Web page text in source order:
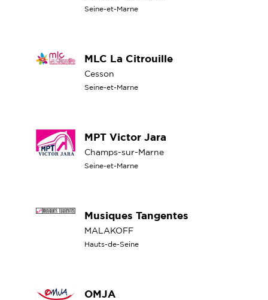
Seine-et-Marne
MLC La Citrouille
Cesson
Seine-et-Marne
MPT Victor Jara
Champs-sur-Marne
Seine-et-Marne
Musiques Tangentes
MALAKOFF
Hauts-de-Seine
OMJA